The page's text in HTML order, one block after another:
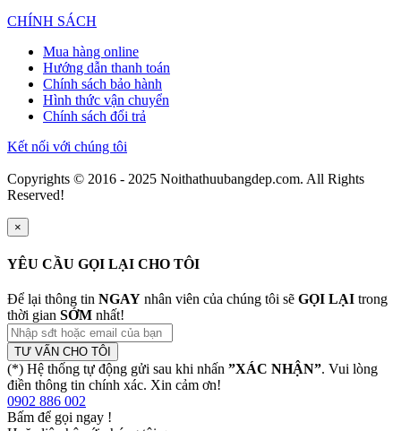
CHÍNH SÁCH
Mua hàng online
Hướng dẫn thanh toán
Chính sách bảo hành
Hình thức vận chuyển
Chính sách đổi trả
Kết nối với chúng tôi
Copyrights © 2016 - 2025 Noithathuubangdep.com. All Rights
Reserved!
×
YÊU CẦU GỌI LẠI CHO TÔI
Để lại thông tin NGAY nhân viên của chúng tôi sẽ GỌI LẠI trong
thời gian SỚM nhất!
TƯ VẤN CHO TÔI
(*) Hệ thống tự động gửi sau khi nhấn ”XÁC NHẬN”. Vui lòng
điền thông tin chính xác. Xin cảm ơn!
0902 886 002
Bấm để gọi ngay !